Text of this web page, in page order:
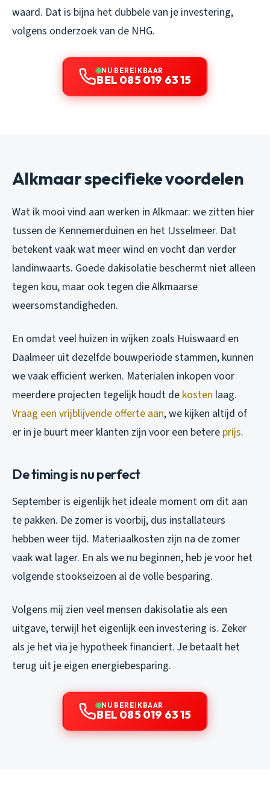
waard. Dat is bijna het dubbele van je investering,
volgens onderzoek van de NHG.
NU BEREIKBAAR
BEL 085 019 63 15
Alkmaar specifieke voordelen
Wat ik mooi vind aan werken in Alkmaar: we zitten hier
tussen de Kennemerduinen en het IJsselmeer. Dat
betekent vaak wat meer wind en vocht dan verder
landinwaarts. Goede dakisolatie beschermt niet alleen
tegen kou, maar ook tegen die Alkmaarse
weersomstandigheden.
En omdat veel huizen in wijken zoals Huiswaard en
Daalmeer uit dezelfde bouwperiode stammen, kunnen
we vaak efficiënt werken. Materialen inkopen voor
meerdere projecten tegelijk houdt de kosten laag.
Vraag een vrijblijvende offerte aan, we kijken altijd of
er in je buurt meer klanten zijn voor een betere prijs.
De timing is nu perfect
September is eigenlijk het ideale moment om dit aan
te pakken. De zomer is voorbij, dus installateurs
hebben weer tijd. Materiaalkosten zijn na de zomer
vaak wat lager. En als we nu beginnen, heb je voor het
volgende stookseizoen al de volle besparing.
Volgens mij zien veel mensen dakisolatie als een
uitgave, terwijl het eigenlijk een investering is. Zeker
als je het via je hypotheek financiert. Je betaalt het
terug uit je eigen energiebesparing.
NU BEREIKBAAR
BEL 085 019 63 15